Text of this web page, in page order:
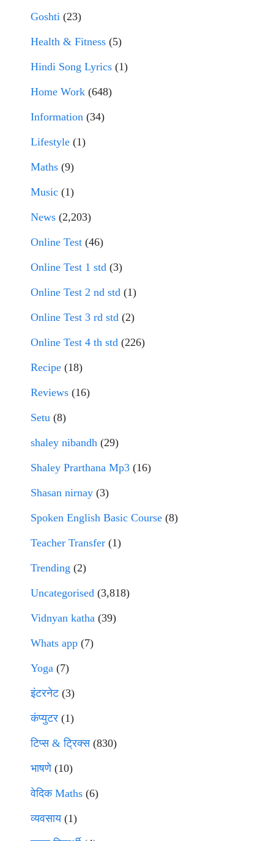
Goshti (23)
Health & Fitness (5)
Hindi Song Lyrics (1)
Home Work (648)
Information (34)
Lifestyle (1)
Maths (9)
Music (1)
News (2,203)
Online Test (46)
Online Test 1 std (3)
Online Test 2 nd std (1)
Online Test 3 rd std (2)
Online Test 4 th std (226)
Recipe (18)
Reviews (16)
Setu (8)
shaley nibandh (29)
Shaley Prarthana Mp3 (16)
Shasan nirnay (3)
Spoken English Basic Course (8)
Teacher Transfer (1)
Trending (2)
Uncategorised (3,818)
Vidnyan katha (39)
Whats app (7)
Yoga (7)
इंटरनेट(3)
कंप्युटर (1)
टिप्स & ट्रिक्स(830)
भाषणे(10)
वेदिक Maths (6)
व्यवसाय(1)